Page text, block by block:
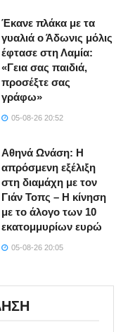
Έκανε πλάκα με τα
γυαλιά ο Άδωνις μόλις
έφτασε στη Λαμία:
«Γεια σας παιδιά,
προσέξτε σας
γράφω»
05-08-26 20:52
Αθηνά Ωνάση: Η
απρόσμενη εξέλιξη
στη διαμάχη με τον
Γιάν Τοπς – Η κίνηση
με το άλογο των 10
εκατομμυρίων ευρώ
05-08-26 20:05